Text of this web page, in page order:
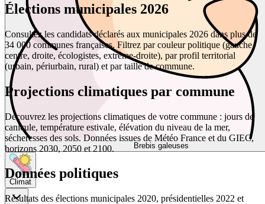
Brebis galeuses
Climat
Élections municipales 2026
Consultez les candidats déclarés aux municipales 2026 dans plus de
34 000 communes françaises. Filtrez par couleur politique (gauche,
centre, droite, écologistes, extrême-droite), par profil territorial
(urbain, périurbain, rural) et par taille de commune.
Projections climatiques par commune
Découvrez les projections climatiques de votre commune : jours de
canicule, température estivale, élévation du niveau de la mer,
sécheresses des sols. Données issues de Météo France et du GIEC,
horizons 2030, 2050 et 2100.
Données politiques
Résultats des élections municipales 2020, présidentielles 2022 et